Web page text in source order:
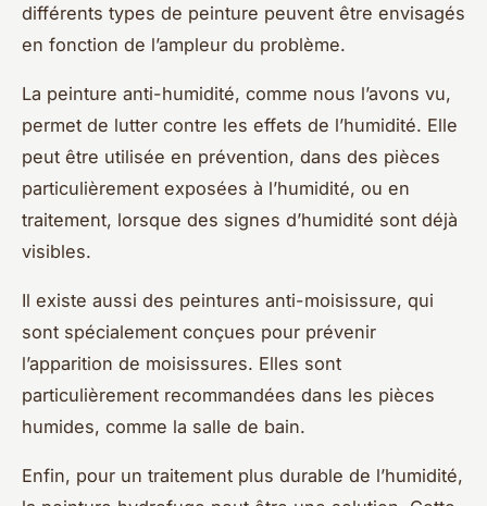
différents types de peinture peuvent être envisagés
en fonction de l’ampleur du problème.
La peinture anti-humidité, comme nous l’avons vu,
permet de lutter contre les effets de l’humidité. Elle
peut être utilisée en prévention, dans des pièces
particulièrement exposées à l’humidité, ou en
traitement, lorsque des signes d’humidité sont déjà
visibles.
Il existe aussi des peintures anti-moisissure, qui
sont spécialement conçues pour prévenir
l’apparition de moisissures. Elles sont
particulièrement recommandées dans les pièces
humides, comme la salle de bain.
Enfin, pour un traitement plus durable de l’humidité,